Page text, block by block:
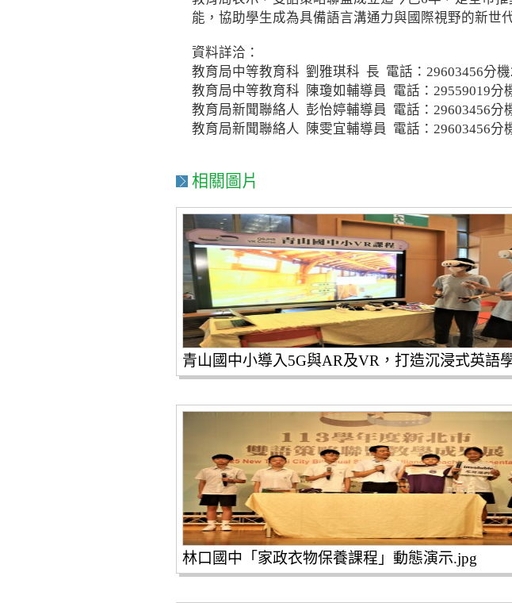
能，協助學生成為具備語言溝通力與國際視野的新世
資料詳洽：
教育局中等教育科 劉雅琪科 長 電話：29603456分機
教育局中等教育科 陳瓊如輔導員 電話：29559019分
教育局新聞聯絡人 彭怡婷輔導員 電話：29603456分
教育局新聞聯絡人 陳雯宜輔導員 電話：29603456分
相關圖片
青山國中小導入5G與AR及VR，打造沉浸式英語
林口國中「家政衣物保養課程」動態演示.jpg